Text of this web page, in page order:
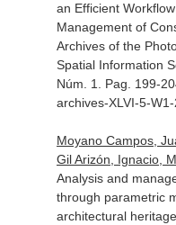
an Efficient
Management of
Archives of the
Spatial Information
Núm. 1. Pag. 199-
archives-XLVI-5-
Moyano Campos,
Gil Arizón, Ignacio,
Analysis and
through parametric
architectural heritage.